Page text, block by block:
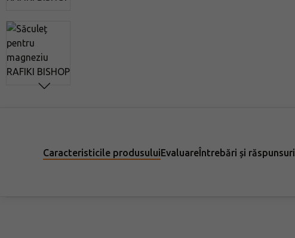
Caracteristicile produsuluiEvaluareÎntrebări și răspunsuri